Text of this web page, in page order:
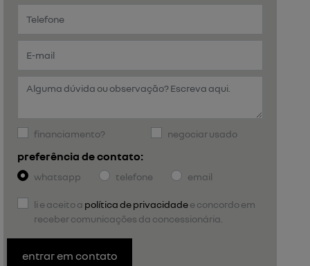
financiamento? negociar usado
preferência de contato:
whatsapp telefone email
li e aceito a política de privacidadee concordo em
receber comunicações da concessionária.
entrar em contato